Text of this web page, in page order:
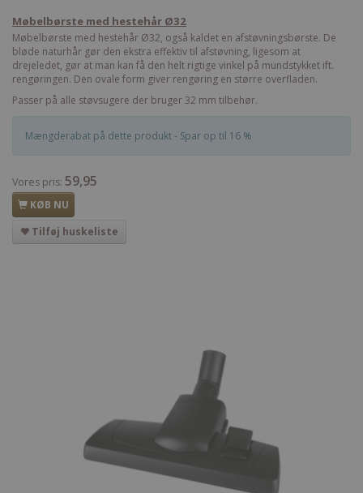
Møbelbørste med hestehår Ø32
Møbelbørste med hestehår Ø32, også kaldet en afstøvningsbørste. De
bløde naturhår gør den ekstra effektiv til afstøvning, ligesom at
drejeledet, gør at man kan få den helt rigtige vinkel på mundstykket ift.
rengøringen. Den ovale form giver rengøring en større overfladen.
Passer på alle støvsugere der bruger 32 mm tilbehør.
Mængderabat på dette produkt - Spar op til 16 %
Vores pris: 59,95
KØB NU
Tilføj huskeliste